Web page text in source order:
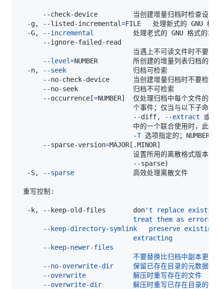
--check-device         当创建增量归档时检查设备
  -g, --listed-incremental
=
  -G,
--incremental
--level=
  -n,
--seek
      --occurrence
[=NUMBER]
                             --diff,
--extract 或
-T 选项指定的；NUMBER
      --sparse-version
=MAJOR [ .MINOR]
                             设置所用的离散格式版本
                             --sparse
)
  -S,
--sparse
  -k, --keep-old-files       don